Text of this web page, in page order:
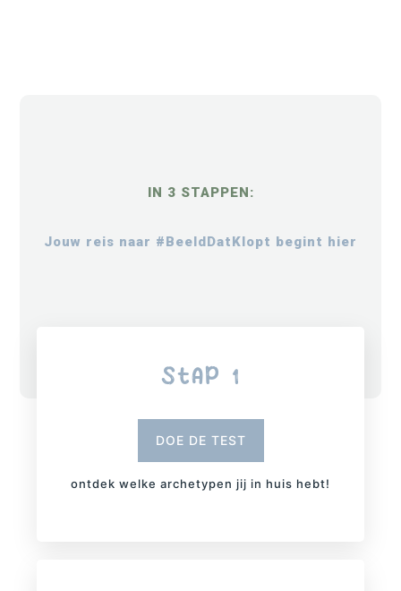
IN 3 STAPPEN:
Jouw reis naar #BeeldDatKlopt begint hier
StAP 1
DOE DE TEST
ontdek welke archetypen jij in huis hebt!